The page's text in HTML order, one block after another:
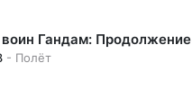
Гандам: Продолжение
- Полёт